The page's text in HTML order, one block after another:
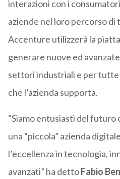
interazioni con i
aziende nel loro percorso
Accenture utilizzerà la
generare nuove ed
settori industriali e per tutte
che l’azienda supporta.
“Siamo entusiasti del futuro
una “piccola” azienda
l’eccellenza in tecnologia,
avanzati” ha dettoFabio